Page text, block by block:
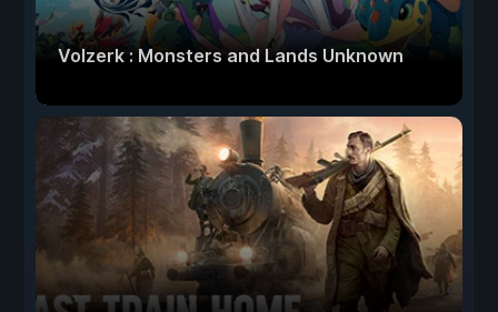
Volzerk : Monsters and Lands Unknown